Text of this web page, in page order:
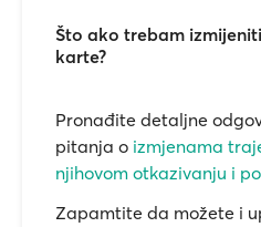
Što ako trebam
karte?
Pronađite detaljne
pitanja o izmjenama
njihovom otkazivanju i
Zapamtite da možete i